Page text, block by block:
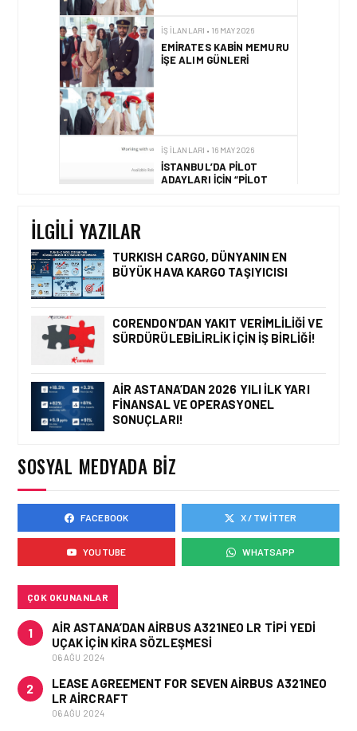
İŞ İLANLARI • 16 MAY 2026
İSTANBUL’DA PILOT
İŞ İLANLARI • 30 NIS 2026
AJET SATIŞ MÜDÜRLÜĞÜ
BÜYÜYOR! 2026 AÇIK
POZISYONLAR
İŞ İLANLARI • 16 MAY 2026
YENI DÖNEM BAŞLIYOR VE
İSTANBUL’DA TEKNISYEN
ROADSHOW DÜZENLIYOR!
İLGILI YAZILAR
TURKISH CARGO, DÜNYANIN EN
BÜYÜK HAVA KARGO TAŞIYICISI
CORENDON’DAN YAKIT VERIMLILIĞI VE
SÜRDÜRÜLEBILIRLIK IÇIN İŞ BIRLIĞI!
AIR ASTANA’DAN 2026 YILI İLK YARI
FINANSAL VE OPERASYONEL
SONUÇLARI!
SOSYAL MEDYADA BIZ
FACEBOOK X / TWITTER
YOUTUBE WHATSAPP
ÇOK OKUNANLAR
1
AIR ASTANA’DAN AIRBUS A321NEO LR TIPI YEDI
UÇAK IÇIN KIRA SÖZLEŞMESI
06 AĞU 2024
2
LEASE AGREEMENT FOR SEVEN AIRBUS A321NEO
LR AIRCRAFT
06 AĞU 2024